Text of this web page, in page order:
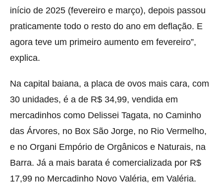
início de 2025 (fevereiro e março), depois passou
praticamente todo o resto do ano em deflação. E
agora teve um primeiro aumento em fevereiro”,
explica.
Na capital baiana, a placa de ovos mais cara, com
30 unidades, é a de R$ 34,99, vendida em
mercadinhos como Delissei Tagata, no Caminho
das Árvores, no Box São Jorge, no Rio Vermelho,
e no Organi Empório de Orgânicos e Naturais, na
Barra. Já a mais barata é comercializada por R$
17,99 no Mercadinho Novo Valéria, em Valéria.